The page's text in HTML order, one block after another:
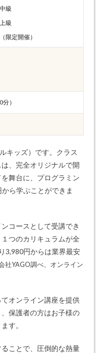
級
級
限定開催）
）
キッズ）です。クラス
、完全オリジナルで開
舞台に、プログラミン
ら学ぶことができま
コースとして受講でき
つのカリキュラムが全
3,980円からは業界最安
社YAGO調べ、オンライン
オンライン講座を提供
保護者の方はお子様の
す。
ことで、圧倒的な熱量